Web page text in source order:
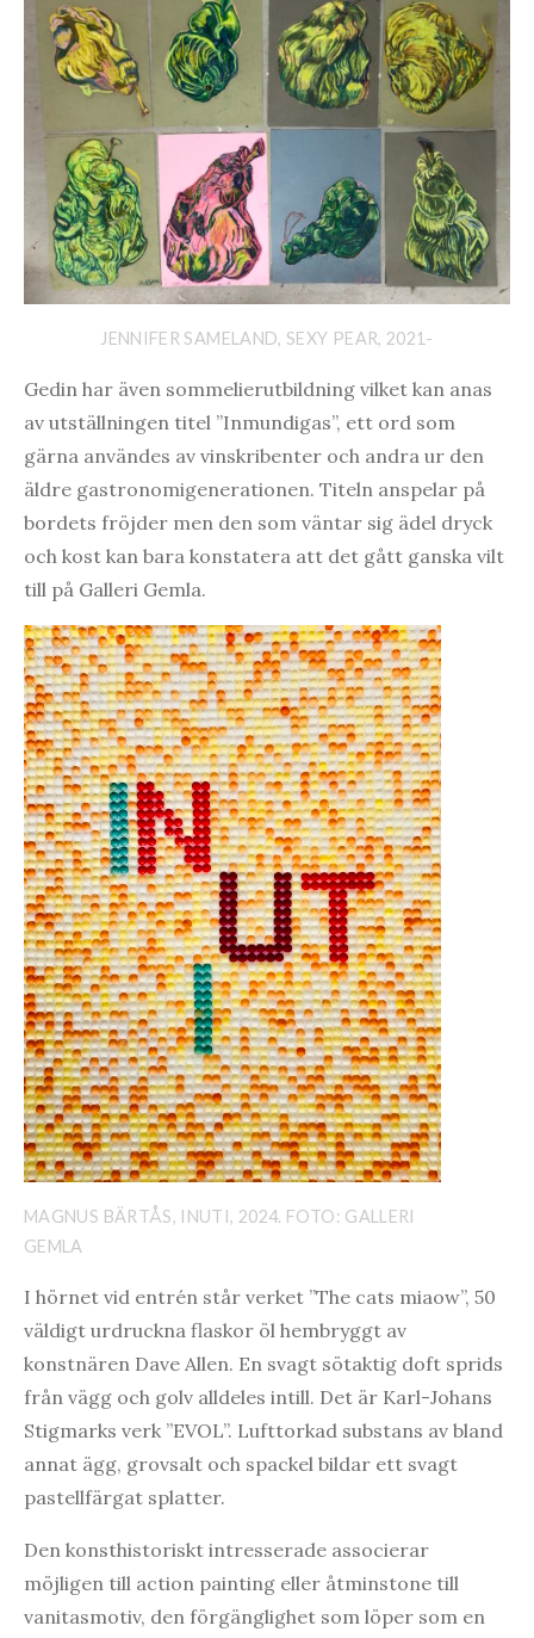
JENNIFER SAMELAND, SEXY PEAR, 2021-
Gedin har även sommelierutbildning vilket kan anas
av utställningen titel ”Inmundigas”, ett ord som
gärna användes av vinskribenter och andra ur den
äldre gastronomigenerationen. Titeln anspelar på
bordets fröjder men den som väntar sig ädel dryck
och kost kan bara konstatera att det gått ganska vilt
till på Galleri Gemla.
MAGNUS BÄRTÅS, INUTI, 2024. FOTO: GALLERI
GEMLA
I hörnet vid entrén står verket ”The cats miaow”, 50
väldigt urdruckna flaskor öl hembryggt av
konstnären Dave Allen. En svagt sötaktig doft sprids
från vägg och golv alldeles intill. Det är Karl-Johans
Stigmarks verk ”EVOL”. Lufttorkad substans av bland
annat ägg, grovsalt och spackel bildar ett svagt
pastellfärgat splatter.
Den konsthistoriskt intresserade associerar
möjligen till action painting eller åtminstone till
vanitasmotiv, den förgänglighet som löper som en